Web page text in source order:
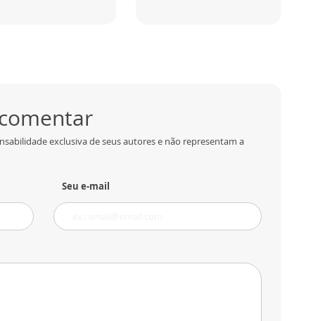
exclusiva de seus autores e não representam a
Seu e-mail